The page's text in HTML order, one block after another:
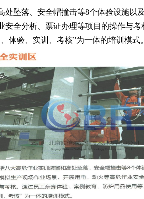
处坠落、安全帽撞击等8个体验设施以
安全分析、票证办理等项目的操作与
体验、实训、考核”为一体的培训模式。